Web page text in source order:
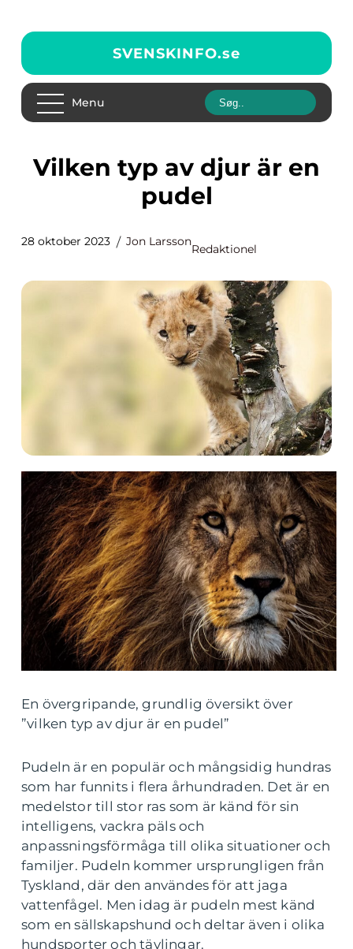
SVENSKINFO.se
Menu
Vilken typ av djur är en
pudel
28 oktober 2023 Jon Larsson
Redaktionel
En övergripande, grundlig översikt över
”vilken typ av djur är en pudel”
Pudeln är en populär och mångsidig hundras
som har funnits i flera århundraden. Det är en
medelstor till stor ras som är känd för sin
intelligens, vackra päls och
anpassningsförmåga till olika situationer och
familjer. Pudeln kommer ursprungligen från
Tyskland, där den användes för att jaga
vattenfågel. Men idag är pudeln mest känd
som en sällskapshund och deltar även i olika
hundsporter och tävlingar.